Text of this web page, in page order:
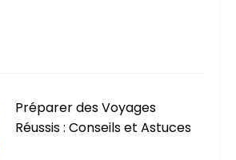
Préparer des Voyages
Réussis : Conseils et Astuces